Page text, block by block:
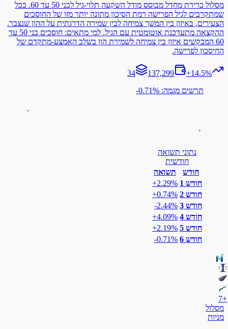
מסלול ברירת מחדל מבוסס מודל השקעה תלוי-גיל לבני 50 עד 60. ככל
שמתקרבים לגיל הפרישה רמת הסיכון מתונה יותר מזו של החוסכים
הצעירים, באיזון בין המשך צמיחה לבין שמירה הדרגתית על ההון שנצבר.
ההקצאה מתעדכנת אוטומטית עם הגיל. למי מתאים: חוסכים בני 50 עד
60 המבקשים איזון בין צמיחה לשמירת הון בשלב האמצע-מתקדם של
החיסכון לפרישה.
+14.5%
137,299
34
תרשים מגמה: ‎-0.71%
נתוני תשואה
חודשית
חודש
תשואה
חודש 1
‎+2.29%
חודש 2
‎+0.74%
חודש 3
‎-2.44%
חודש 4
‎+4.09%
חודש 5
‎+2.19%
חודש 6
‎-0.71%
+
7
מסלול
מניות